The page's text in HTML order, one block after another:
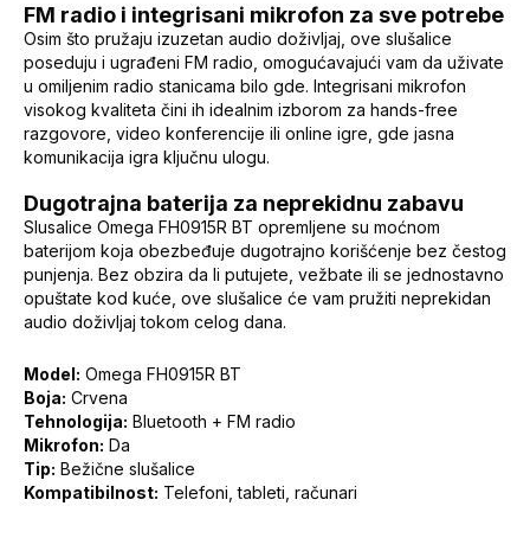
FM radio i integrisani mikrofon za sve potrebe
Osim što pružaju izuzetan audio doživljaj, ove slušalice
poseduju i ugrađeni FM radio, omogućavajući vam da uživate
u omiljenim radio stanicama bilo gde. Integrisani mikrofon
visokog kvaliteta čini ih idealnim izborom za hands-free
razgovore, video konferencije ili online igre, gde jasna
komunikacija igra ključnu ulogu.
Dugotrajna baterija za neprekidnu zabavu
Slusalice Omega FH0915R BT opremljene su moćnom
baterijom koja obezbeđuje dugotrajno korišćenje bez čestog
punjenja. Bez obzira da li putujete, vežbate ili se jednostavno
opuštate kod kuće, ove slušalice će vam pružiti neprekidan
audio doživljaj tokom celog dana.
Model: Omega FH0915R BT
Boja: Crvena
Tehnologija: Bluetooth + FM radio
Mikrofon: Da
Tip: Bežične slušalice
Kompatibilnost: Telefoni, tableti, računari